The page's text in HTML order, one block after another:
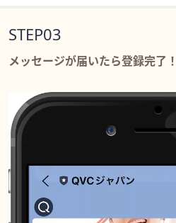
STEP03
メッセージが届いたら登録完了！